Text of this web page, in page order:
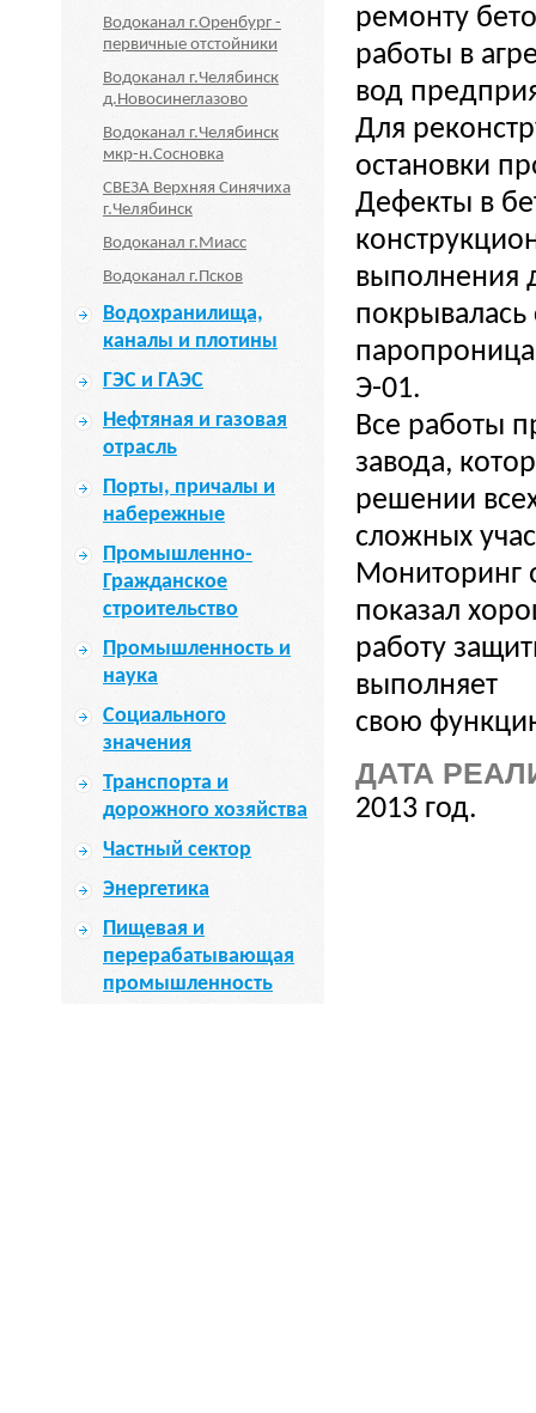
Водоканал г.Оренбург -
первичные отстойники
Водоканал г.Челябинск
д.Новосинеглазово
Водоканал г.Челябинск
мкр-н.Сосновка
СВЕЗА Верхняя Синячиха
г.Челябинск
Водоканал г.Миасс
Водоканал г.Псков
Водохранилища,
каналы и плотины
ГЭС и ГАЭС
Нефтяная и газовая
отрасль
Порты, причалы и
набережные
Промышленно-
Гражданское
строительство
Промышленность и
наука
Социального
значения
Транспорта и
дорожного хозяйства
Частный сектор
Энергетика
Пищевая и
перерабатывающая
промышленность
ремонту
работы в
вод
Для
остановки
Дефекты в
выполнения
Э-01.
Все работы
завода,
решении
сложных
Мониторинг
показал
работу
выполняет
свою
ДАТА
2013 год.